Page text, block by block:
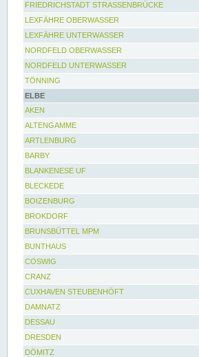
FRIEDRICHSTADT STRASSENBRÜCKE
LEXFÄHRE OBERWASSER
LEXFÄHRE UNTERWASSER
NORDFELD OBERWASSER
NORDFELD UNTERWASSER
TÖNNING
ELBE
AKEN
ALTENGAMME
ARTLENBURG
BARBY
BLANKENESE UF
BLECKEDE
BOIZENBURG
BROKDORF
BRUNSBÜTTEL MPM
BUNTHAUS
COSWIG
CRANZ
CUXHAVEN STEUBENHÖFT
DAMNATZ
DESSAU
DRESDEN
DÖMITZ